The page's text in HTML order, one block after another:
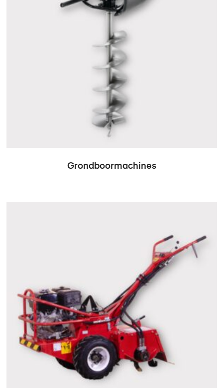
Grondboormachines